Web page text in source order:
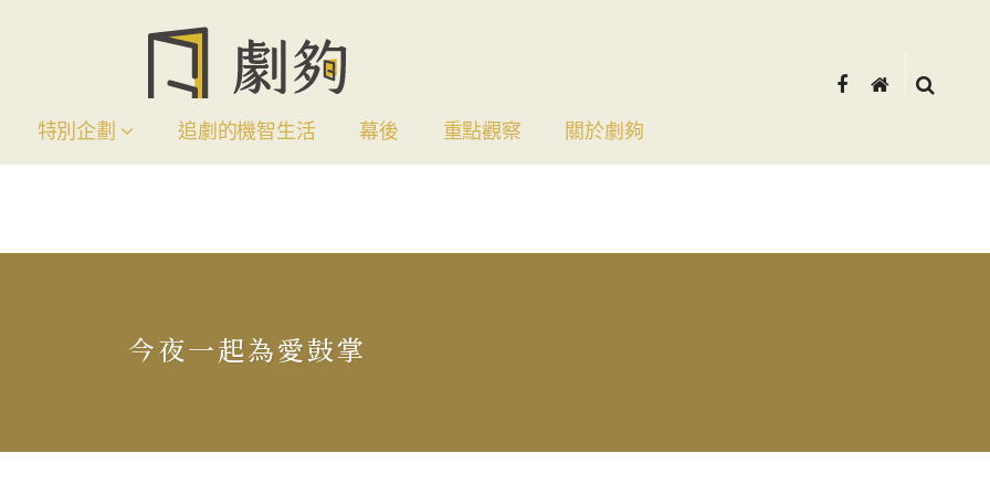
特別企劃 追劇的機智生活 幕後 重點觀察 關於劇夠
今夜一起為愛鼓掌